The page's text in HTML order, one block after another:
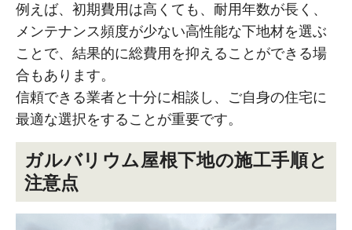
例えば、初期費用は高くても、耐用年数が長く、
メンテナンス頻度が少ない高性能な下地材を選ぶ
ことで、結果的に総費用を抑えることができる場
合もあります。
信頼できる業者と十分に相談し、ご自身の住宅に
最適な選択をすることが重要です。
ガルバリウム屋根下地の施工手順と
注意点